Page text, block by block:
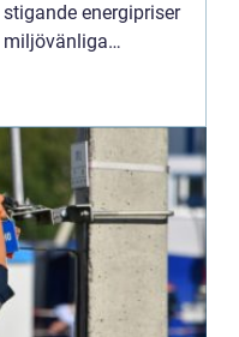
energipriser